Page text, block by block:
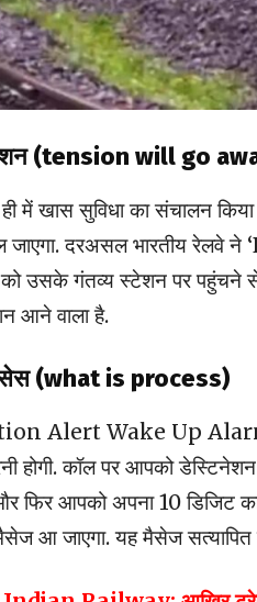
टेंशन (tension will go
में खास सुविधा का संचालन
जाएगा. दरअसल भारतीय
को उसके गंतव्य स्टेशन पर पहुंचने
आने वाला है.
(what is process)
Alert Wake Up Alarm
होगी. कॉल पर आपको
फिर आपको अपना 10 डिजिट
आ जाएगा. यह मैसेज सत्यापित